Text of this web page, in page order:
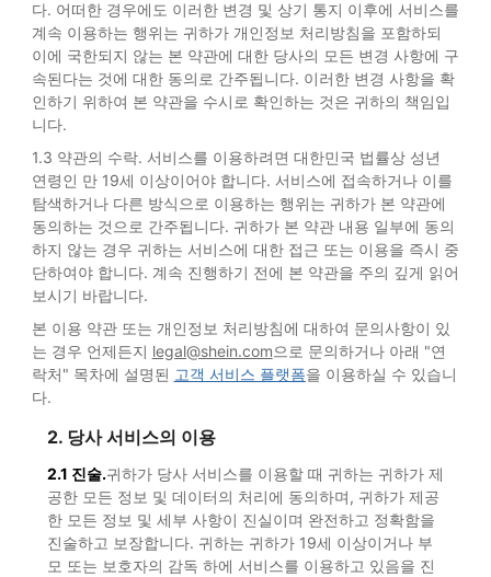
다. 어떠한 경우에도 이러한 변경 및 상기 통지 이후에 서비스를
계속 이용하는 행위는 귀하가 개인정보 처리방침을 포함하되
이에 국한되지 않는 본 약관에 대한 당사의 모든 변경 사항에 구
속된다는 것에 대한 동의로 간주됩니다. 이러한 변경 사항을 확
인하기 위하여 본 약관을 수시로 확인하는 것은 귀하의 책임입
니다.
1.3 약관의 수락. 서비스를 이용하려면 대한민국 법률상 성년
연령인 만 19세 이상이어야 합니다. 서비스에 접속하거나 이를
탐색하거나 다른 방식으로 이용하는 행위는 귀하가 본 약관에
동의하는 것으로 간주됩니다. 귀하가 본 약관 내용 일부에 동의
하지 않는 경우 귀하는 서비스에 대한 접근 또는 이용을 즉시 중
단하여야 합니다. 계속 진행하기 전에 본 약관을 주의 깊게 읽어
보시기 바랍니다.
본 이용 약관 또는 개인정보 처리방침에 대하여 문의사항이 있
는 경우 언제든지 legal@shein.com으로 문의하거나 아래 "연
락처" 목차에 설명된 고객 서비스 플랫폼을 이용하실 수 있습니
다.
2. 당사 서비스의 이용
2.1 진술.귀하가 당사 서비스를 이용할 때 귀하는 귀하가 제
공한 모든 정보 및 데이터의 처리에 동의하며, 귀하가 제공
한 모든 정보 및 세부 사항이 진실이며 완전하고 정확함을
진술하고 보장합니다. 귀하는 귀하가 19세 이상이거나 부
모 또는 보호자의 감독 하에 서비스를 이용하고 있음을 진